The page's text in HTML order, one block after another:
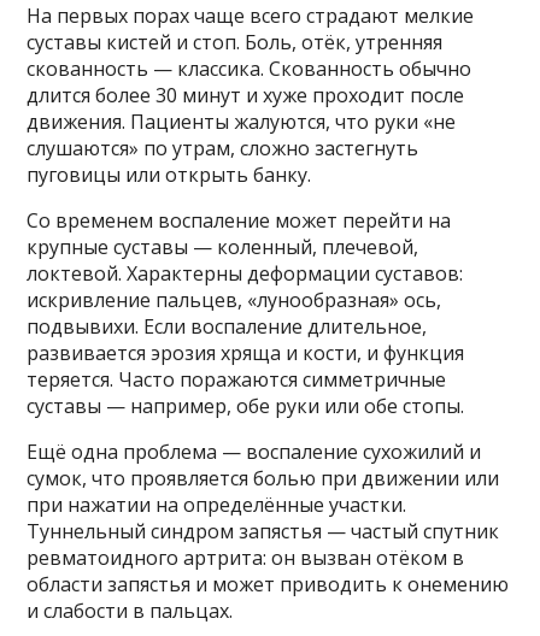
На первых порах чаще всего страдают мелкие
суставы кистей и стоп. Боль, отёк, утренняя
скованность — классика. Скованность обычно
длится более 30 минут и хуже проходит после
движения. Пациенты жалуются, что руки «не
слушаются» по утрам, сложно застегнуть
пуговицы или открыть банку.
Со временем воспаление может перейти на
крупные суставы — коленный, плечевой,
локтевой. Характерны деформации суставов:
искривление пальцев, «лунообразная» ось,
подвывихи. Если воспаление длительное,
развивается эрозия хряща и кости, и функция
теряется. Часто поражаются симметричные
суставы — например, обе руки или обе стопы.
Ещё одна проблема — воспаление сухожилий и
сумок, что проявляется болью при движении или
при нажатии на определённые участки.
Туннельный синдром запястья — частый спутник
ревматоидного артрита: он вызван отёком в
области запястья и может приводить к онемению
и слабости в пальцах.